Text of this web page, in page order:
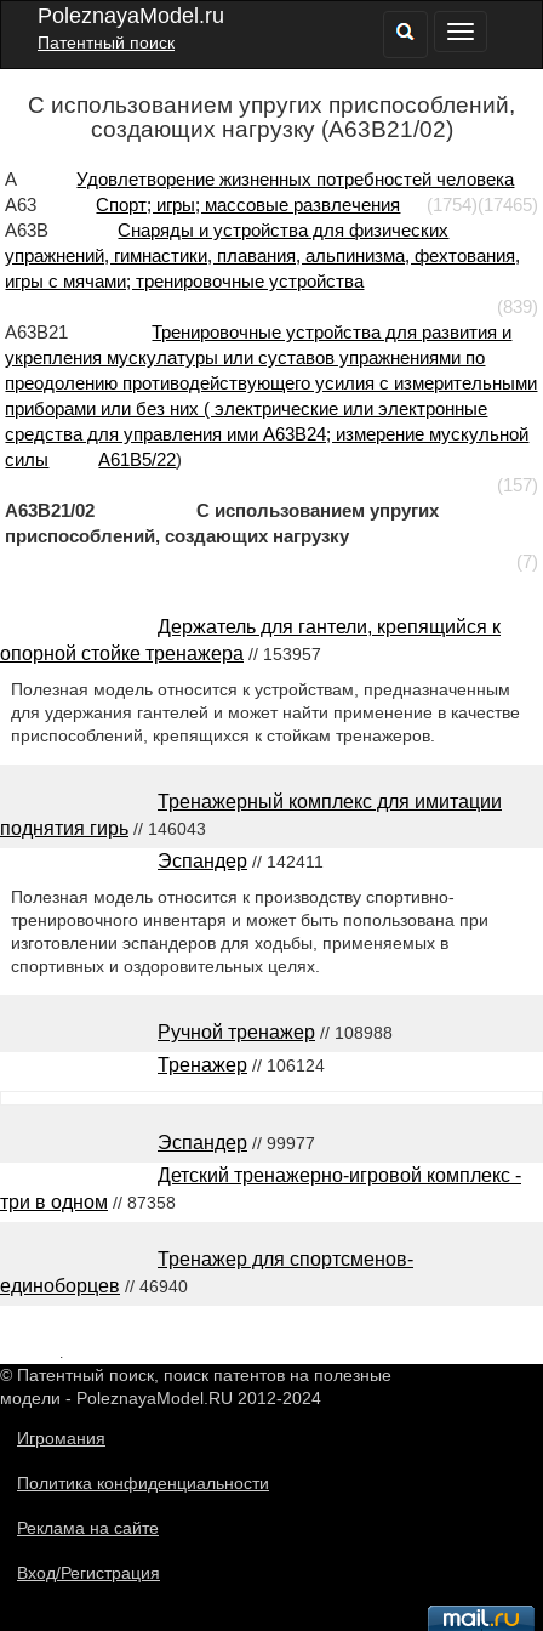
PoleznayaModel.ru
Патентный поиск
С использованием упругих приспособлений,
создающих нагрузку (A63B21/02)
A
Удовлетворение жизненных потребностей человека
(17465)
A63 Спорт; игры; массовые развлечения
(1754)
A63B
Снаряды и устройства для физических
упражнений, гимнастики, плавания, альпинизма, фехтования,
игры с мячами; тренировочные устройства
(839)
A63B21
Тренировочные устройства для развития и
укрепления мускулатуры или суставов упражнениями по
преодолению противодействующего усилия с измерительными
приборами или без них ( электрические или электронные
средства для управления ими A63B24; измерение мускульной
силы
A61B5/22)
(157)
A63B21/02 С использованием упругих
приспособлений, создающих нагрузку
(7)
Держатель для гантели, крепящийся к
опорной стойке тренажера // 153957
Полезная модель относится к устройствам, предназначенным
для удержания гантелей и может найти применение в качестве
приспособлений, крепящихся к стойкам тренажеров.
Тренажерный комплекс для имитации
поднятия гирь // 146043
Эспандер // 142411
Полезная модель относится к производству спортивно-
тренировочного инвентаря и может быть попользована при
изготовлении эспандеров для ходьбы, применяемых в
спортивных и оздоровительных целях.
Ручной тренажер // 108988
Тренажер // 106124
Эспандер // 99977
Детский тренажерно-игровой комплекс -
три в одном // 87358
Тренажер для спортсменов-
единоборцев // 46940
© Патентный поиск, поиск патентов на полезные
модели - PoleznayaModel.RU 2012-2024
Игромания
Политика конфиденциальности
Реклама на сайте
Вход/Регистрация